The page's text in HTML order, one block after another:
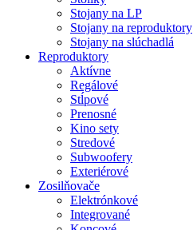
Stojany na LP
Stojany na reproduktory
Stojany na slúchadlá
Reproduktory
Aktívne
Regálové
Stĺpové
Prenosné
Kino sety
Stredové
Subwoofery
Exteriérové
Zosilňovače
Elektrónkové
Integrované